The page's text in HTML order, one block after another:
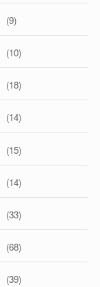
(9)
(10)
(18)
(14)
(15)
(14)
(33)
(68)
(39)